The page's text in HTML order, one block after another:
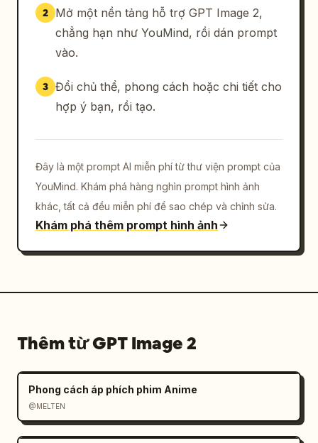
2
Mở một nền tảng hỗ trợ GPT Image 2,
chẳng hạn như YouMind, rồi dán prompt
vào.
3 Đổi chủ thể, phong cách hoặc chi tiết cho
hợp ý bạn, rồi tạo.
Đây là một prompt AI miễn phí từ thư viện prompt của
YouMind. Khám phá hàng nghìn prompt hình ảnh
khác, tất cả đều miễn phí để sao chép và chỉnh sửa.
Khám phá thêm prompt hình ảnh
Thêm từ GPT Image 2
Phong cách áp phích phim Anime
@MELTEN